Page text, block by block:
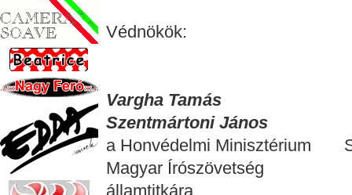
Védnökök:
Vargha Tamás Dr.
Szentmártoni János
a Honvédelmi Minisztérium
Magyar Írószövetség